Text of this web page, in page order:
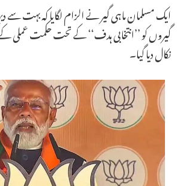
ایک مسلمان ماہی گیر نے الزام لگایا کہ بہت سے
گیروں کو ’’انتخابی ہدف‘‘ کے تحت حکمت عملی
نکال دیا گیا۔